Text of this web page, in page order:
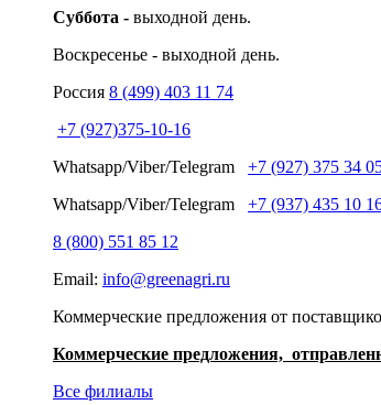
Суббота - выходной день.
Воскресенье - выходной день.
Россия 8 (499) 403 11 74
+7 (927)375-10-16
Whatsapp/Viber/Telegram +7 (927) 375 34
Whatsapp/Viber/Telegram +7 (937) 435 10
8 (800) 551 85 12
Email: info@greenagri.ru
Коммерческие предложения от
Коммерческие предложения,
Все филиалы